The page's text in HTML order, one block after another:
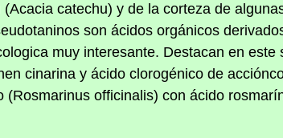
(Acacia catechu) y de la corteza de
son ácidos orgánicos
muy interesante. Destacan en
cinarina y ácido clorogénico de
(Rosmarinus officinalis) con ácido